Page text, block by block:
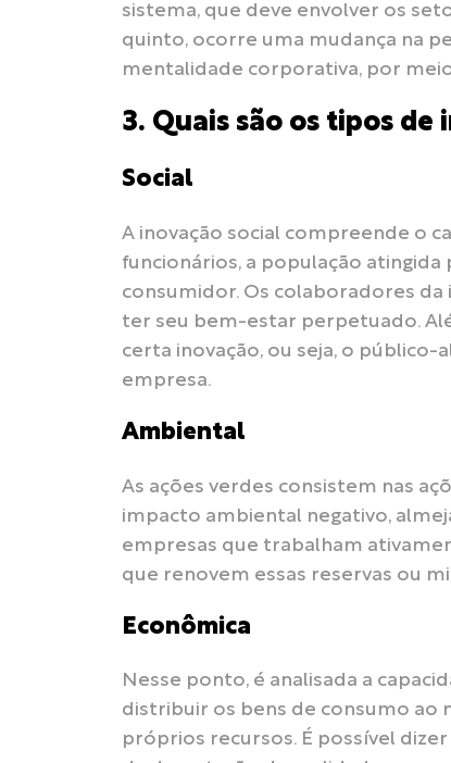
sistema, que deve envolver os
quinto, ocorre uma mudança na
mentalidade corporativa, por
3. Quais são os tipos de
Social
A inovação social compreende o
funcionários, a população
consumidor. Os colaboradores
ter seu bem-estar perpetuado.
certa inovação, ou seja, o
empresa.
Ambiental
As ações verdes consistem nas
impacto ambiental negativo,
empresas que trabalham
que renovem essas reservas ou
Econômica
Nesse ponto, é analisada a
distribuir os bens de consumo ao
próprios recursos. É possível